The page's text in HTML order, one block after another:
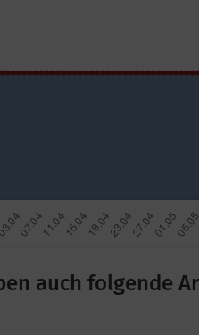
auch folgende